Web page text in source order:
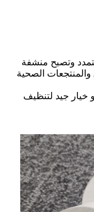
وتصبح منشفة
الصحية
بنسبة 100%، وهو خيار جيد لتنظيف